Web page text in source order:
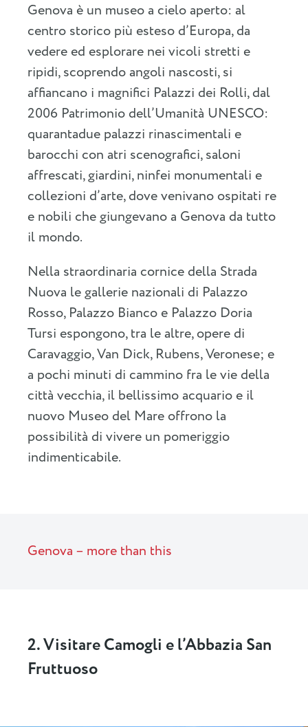
Genova è un museo a cielo aperto: al
centro storico più esteso d’Europa, da
vedere ed esplorare nei vicoli stretti e
ripidi, scoprendo angoli nascosti, si
affiancano i magnifici Palazzi dei Rolli, dal
2006 Patrimonio dell’Umanità UNESCO:
quarantadue palazzi rinascimentali e
barocchi con atri scenografici, saloni
affrescati, giardini, ninfei monumentali e
collezioni d’arte, dove venivano ospitati re
e nobili che giungevano a Genova da tutto
il mondo.
Nella straordinaria cornice della Strada
Nuova le gallerie nazionali di Palazzo
Rosso, Palazzo Bianco e Palazzo Doria
Tursi espongono, tra le altre, opere di
Caravaggio, Van Dick, Rubens, Veronese; e
a pochi minuti di cammino fra le vie della
città vecchia, il bellissimo acquario e il
nuovo Museo del Mare offrono la
possibilità di vivere un pomeriggio
indimenticabile.
Genova – more than this
2. Visitare Camogli e l’Abbazia San
Fruttuoso